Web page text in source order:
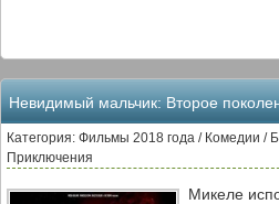
Невидимый мальчик: Второе
Категория: Фильмы 2018 года / Комедии /
Приключения
Микеле